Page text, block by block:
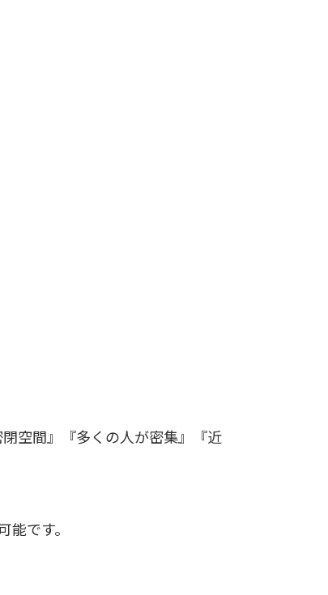
空間』『多くの人が密集』『近
です。